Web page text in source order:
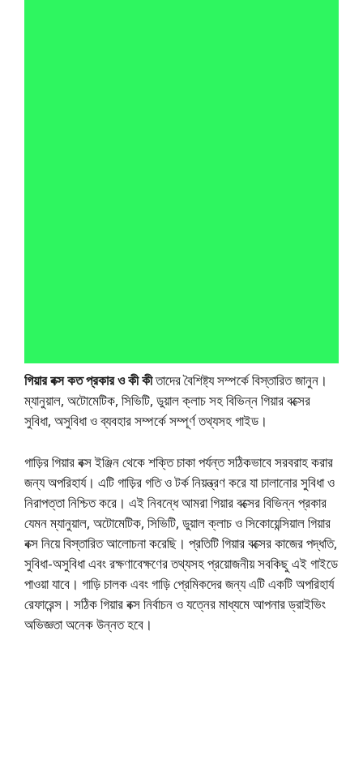
গিয়ার বক্স কত প্রকার ও কী কীতাদের বৈশিষ্ট্য সম্পর্কে বিস্তারিত জানুন।
ম্যানুয়াল, অটোমেটিক, সিভিটি, ডুয়াল ক্লাচ সহ বিভিন্ন গিয়ার বক্সের
সুবিধা, অসুবিধা ও ব্যবহার সম্পর্কে সম্পূর্ণ তথ্যসহ গাইড।
গাড়ির গিয়ার বক্স ইঞ্জিন থেকে শক্তি চাকা পর্যন্ত সঠিকভাবে সরবরাহ করার
জন্য অপরিহার্য। এটি গাড়ির গতি ও টর্ক নিয়ন্ত্রণ করে যা চালানোর সুবিধা ও
নিরাপত্তা নিশ্চিত করে। এই নিবন্ধে আমরা গিয়ার বক্সের বিভিন্ন প্রকার
যেমন ম্যানুয়াল, অটোমেটিক, সিভিটি, ডুয়াল ক্লাচ ও সিকোয়েন্সিয়াল গিয়ার
বক্স নিয়ে বিস্তারিত আলোচনা করেছি। প্রতিটি গিয়ার বক্সের কাজের পদ্ধতি,
সুবিধা-অসুবিধা এবং রক্ষণাবেক্ষণের তথ্যসহ প্রয়োজনীয় সবকিছু এই গাইডে
পাওয়া যাবে। গাড়ি চালক এবং গাড়ি প্রেমিকদের জন্য এটি একটি অপরিহার্য
রেফারেন্স। সঠিক গিয়ার বক্স নির্বাচন ও যত্নের মাধ্যমে আপনার ড্রাইভিং
অভিজ্ঞতা অনেক উন্নত হবে।